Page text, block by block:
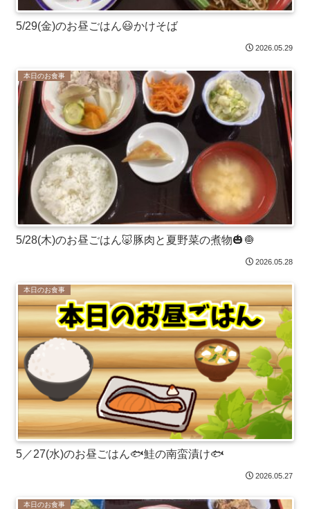
5/29(金)のお昼ごはん😃かけそば
2026.05.29
本日のお食事
5/28(木)のお昼ごはん🐷豚肉と夏野菜の煮物🎃🧅
2026.05.28
本日のお食事
5／27(水)のお昼ごはん🐟鮭の南蛮漬け🐟
2026.05.27
本日のお食事